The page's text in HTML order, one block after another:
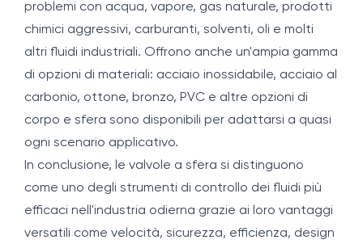
problemi con acqua, vapore, gas naturale, prodotti
chimici aggressivi, carburanti, solventi, oli e molti
altri fluidi industriali. Offrono anche un'ampia gamma
di opzioni di materiali: acciaio inossidabile, acciaio al
carbonio, ottone, bronzo, PVC e altre opzioni di
corpo e sfera sono disponibili per adattarsi a quasi
ogni scenario applicativo.
In conclusione, le valvole a sfera si distinguono
come uno degli strumenti di controllo dei fluidi più
efficaci nell'industria odierna grazie ai loro vantaggi
versatili come velocità, sicurezza, efficienza, design